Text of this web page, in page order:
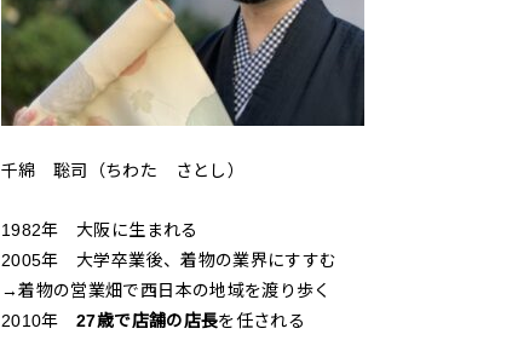
千綿 聡司（ちわた さとし）
1982年 大阪に生まれる
2005年 大学卒業後、着物の業界にすすむ
→着物の営業畑で西日本の地域を渡り歩く
2010年27歳で店舗の店長を任される